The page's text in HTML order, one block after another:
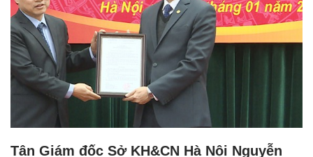
Tân Giám đốc Sở KH&CN Hà Nội Nguyễn